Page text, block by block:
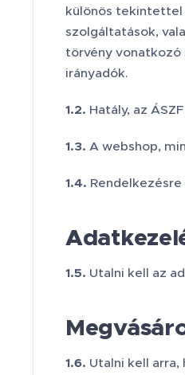
különös tekintettel
szolgáltatások,
törvény vonatkozó
irányadók.
1.2. Hatály, az
1.3. A webshop,
1.4. Rendelkezésre
1.5. Utalni kell az
1.6. Utalni kell